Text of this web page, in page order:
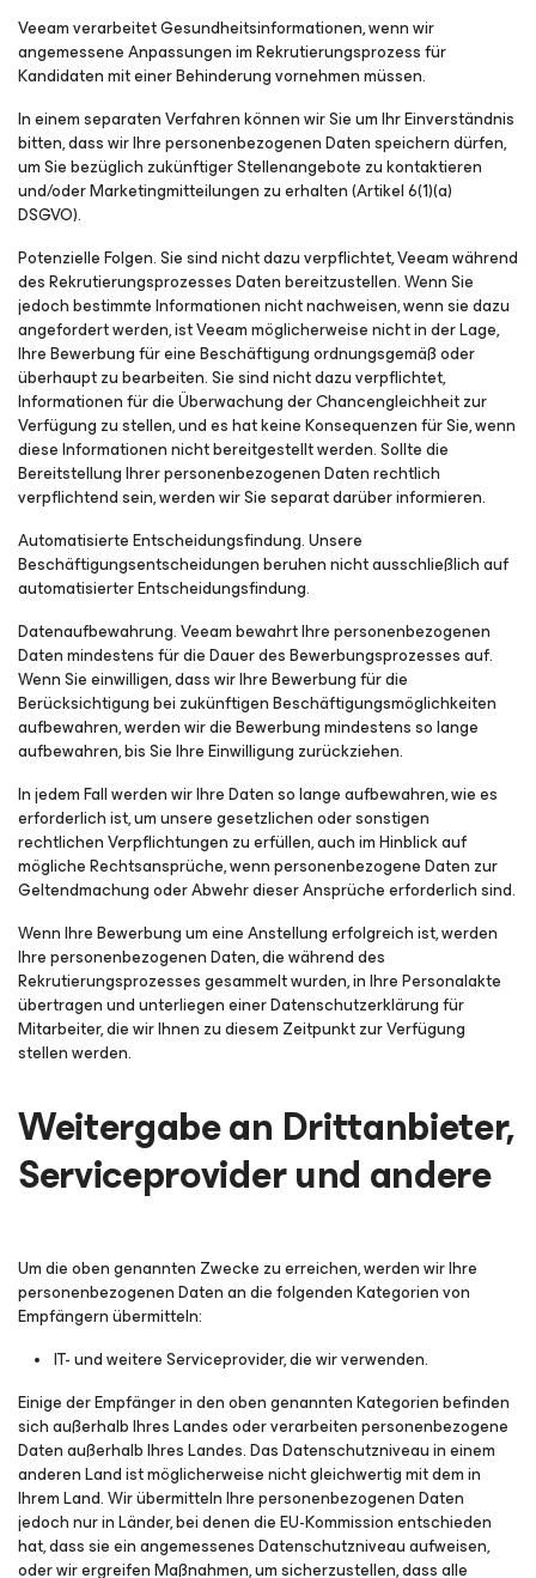
Veeam verarbeitet Gesundheitsinformationen, wenn wir
angemessene Anpassungen im Rekrutierungsprozess für
Kandidaten mit einer Behinderung vornehmen müssen.
In einem separaten Verfahren können wir Sie um Ihr Einverständnis
bitten, dass wir Ihre personenbezogenen Daten speichern dürfen,
um Sie bezüglich zukünftiger Stellenangebote zu kontaktieren
und/oder Marketingmitteilungen zu erhalten (Artikel 6(1)(a)
DSGVO).
Potenzielle Folgen.Sie sind nicht dazu verpflichtet, Veeam während
des Rekrutierungsprozesses Daten bereitzustellen. Wenn Sie
jedoch bestimmte Informationen nicht nachweisen, wenn sie dazu
angefordert werden, ist Veeam möglicherweise nicht in der Lage,
Ihre Bewerbung für eine Beschäftigung ordnungsgemäß oder
überhaupt zu bearbeiten. Sie sind nicht dazu verpflichtet,
Informationen für die Überwachung der Chancengleichheit zur
Verfügung zu stellen, und es hat keine Konsequenzen für Sie, wenn
diese Informationen nicht bereitgestellt werden. Sollte die
Bereitstellung Ihrer personenbezogenen Daten rechtlich
verpflichtend sein, werden wir Sie separat darüber informieren.
Automatisierte Entscheidungsfindung.Unsere
Beschäftigungsentscheidungen beruhen nicht ausschließlich auf
automatisierter Entscheidungsfindung.
Datenaufbewahrung.Veeam bewahrt Ihre personenbezogenen
Daten mindestens für die Dauer des Bewerbungsprozesses auf.
Wenn Sie einwilligen, dass wir Ihre Bewerbung für die
Berücksichtigung bei zukünftigen Beschäftigungsmöglichkeiten
aufbewahren, werden wir die Bewerbung mindestens so lange
aufbewahren, bis Sie Ihre Einwilligung zurückziehen.
In jedem Fall werden wir Ihre Daten so lange aufbewahren, wie es
erforderlich ist, um unsere gesetzlichen oder sonstigen
rechtlichen Verpflichtungen zu erfüllen, auch im Hinblick auf
mögliche Rechtsansprüche, wenn personenbezogene Daten zur
Geltendmachung oder Abwehr dieser Ansprüche erforderlich sind.
Wenn Ihre Bewerbung um eine Anstellung erfolgreich ist, werden
Ihre personenbezogenen Daten, die während des
Rekrutierungsprozesses gesammelt wurden, in Ihre Personalakte
übertragen und unterliegen einer Datenschutzerklärung für
Mitarbeiter, die wir Ihnen zu diesem Zeitpunkt zur Verfügung
stellen werden.
Weitergabe an Drittanbieter,
Serviceprovider und andere
Um die oben genannten Zwecke zu erreichen, werden wir Ihre
personenbezogenen Daten an die folgenden Kategorien von
Empfängern übermitteln:
IT- und weitere Serviceprovider, die wir verwenden.
Einige der Empfänger in den oben genannten Kategorien befinden
sich außerhalb Ihres Landes oder verarbeiten personenbezogene
Daten außerhalb Ihres Landes. Das Datenschutzniveau in einem
anderen Land ist möglicherweise nicht gleichwertig mit dem in
Ihrem Land. Wir übermitteln Ihre personenbezogenen Daten
jedoch nur in Länder, bei denen die EU-Kommission entschieden
hat, dass sie ein angemessenes Datenschutzniveau aufweisen,
oder wir ergreifen Maßnahmen, um sicherzustellen, dass alle